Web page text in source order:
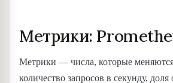
Метрики:
Метрики — числа, которые
количество запросов в секунду,